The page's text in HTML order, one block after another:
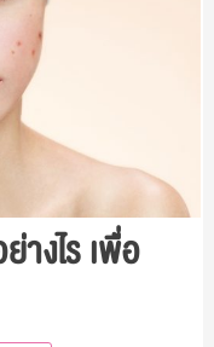
างไร เพื่อ